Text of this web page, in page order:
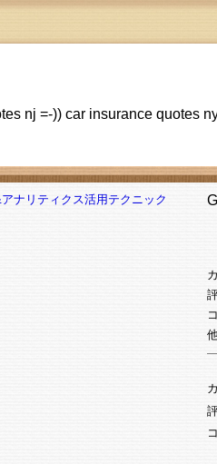
nj =-)) car insurance quotes